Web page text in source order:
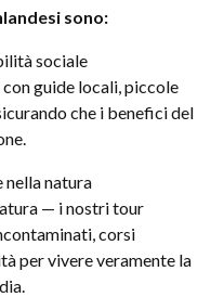
sono:
sociale
guide locali, piccole
che i benefici del
nella natura
— i nostri tour
corsi
per vivere veramente la